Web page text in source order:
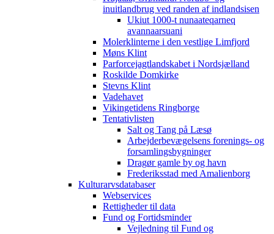
inuitlandbrug ved randen af indlandsisen
Ukiut 1000-t nunaateqarneq
avannaarsuani
Molerklinterne i den vestlige Limfjord
Møns Klint
Parforcejagtlandskabet i Nordsjælland
Roskilde Domkirke
Stevns Klint
Vadehavet
Vikingetidens Ringborge
Tentativlisten
Salt og Tang på Læsø
Arbejderbevægelsens forenings- og
forsamlingsbygninger
Dragør gamle by og havn
Frederiksstad med Amalienborg
Kulturarvsdatabaser
Webservices
Rettigheder til data
Fund og Fortidsminder
Vejledning til Fund og